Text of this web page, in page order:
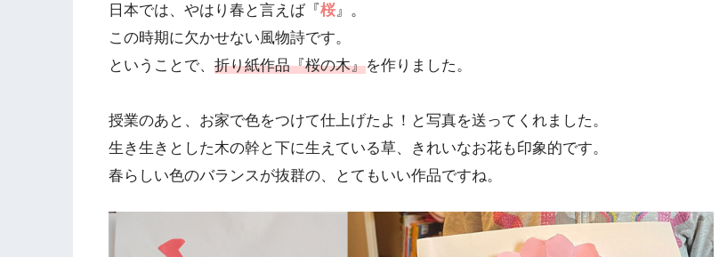
日本では、やはり春と言えば『桜 』。
この時期に欠かせない風物詩です。
ということで、 折り紙作品『桜の木』を作りました。
授業のあと、お家で色をつけて仕上げたよ！と写真を送ってくれました。
生き生きとした木の幹と下に生えている草、きれいなお花も印象的です。
春らしい色のバランスが抜群の、とてもいい作品ですね。